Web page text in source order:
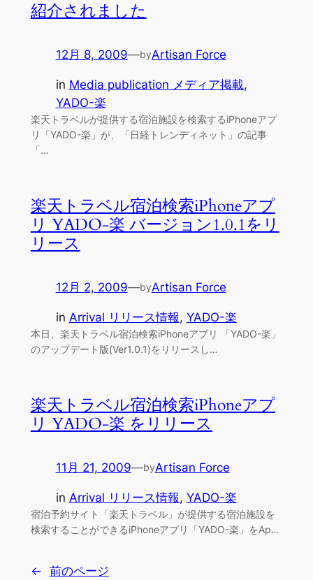
紹介されました
12月 8, 2009—byArtisan Force
in Media publication メディア掲載
YADO-楽
楽天トラベルが提供する宿泊施設を検索するiPhoneアプ
リ「YADO-楽」が、「日経トレンディネット」の記事
「…
楽天トラベル宿泊検索iPhoneアプ
リ YADO-楽 バージョン1.0.1をリ
リース
12月 2, 2009—byArtisan Force
in Arrival リリース情報, YADO-楽
本日、楽天トラベル宿泊検索iPhoneアプリ 「YADO-楽」
のアップデート版(Ver1.0.1)をリリースし…
楽天トラベル宿泊検索iPhoneアプ
リ YADO-楽 をリリース
11月 21, 2009—byArtisan Force
in Arrival リリース情報, YADO-楽
宿泊予約サイト「楽天トラベル」が提供する宿泊施設を
検索することができるiPhoneアプリ「YADO-楽」をAp…
← 前のページ